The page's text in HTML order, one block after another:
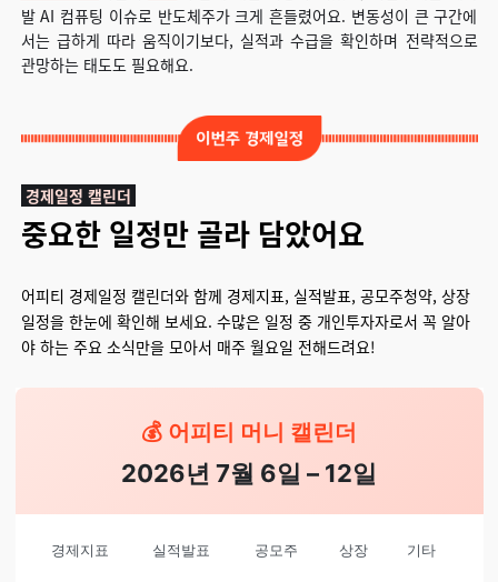
발 AI 컴퓨팅 이슈로 반도체주가 크게 흔들렸어요. 변동성이 큰 구간에
서는 급하게 따라 움직이기보다, 실적과 수급을 확인하며 전략적으로
관망하는 태도도 필요해요.
경제일정 캘린더
중요한 일정만 골라 담았어요
어피티 경제일정 캘린더와 함께 경제지표, 실적발표, 공모주청약, 상장
일정을 한눈에 확인해 보세요. 수많은 일정 중 개인투자자로서 꼭 알아
야 하는 주요 소식만을 모아서 매주 월요일 전해드려요!
💰 어피티 머니 캘린더
2026년 7월 6일 – 12일
경제지표 실적발표 공모주 상장 기타